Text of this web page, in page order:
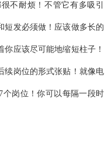
不耐烦！不管它有多吸引
短发必须做！应该做多长的
应该尽可能地缩短柱子！
续岗位的形式张贴！就像电
岗位！你可以每隔一段时